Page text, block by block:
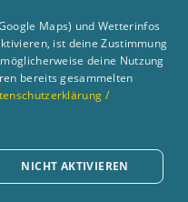
Maps) und Wetterinfos
ist deine Zustimmung
deine Nutzung
bereits gesammelten
/
NICHT AKTIVIEREN